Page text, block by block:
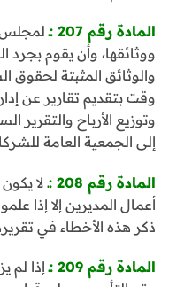
المادة رقم 207 :ـ
لمجلس
ووثائقها، وأن يقوم بجرد
والوثائق المثبتة لحقوق
وقت بتقديم تقارير عن
وتوزيع الأرباح والتقرير
إلى الجمعية العامة
المادة رقم 208 :ـ
لا
أعمال المديرين إلا إذا
ذكر هذه الأخطاء في
المادة رقم 209 :ـ
إذا لم